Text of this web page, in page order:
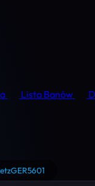
Lista Banów